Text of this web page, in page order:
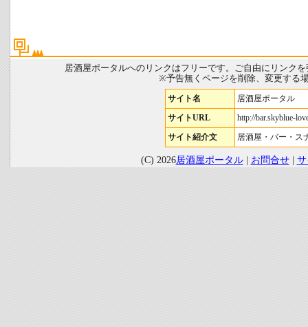
居酒屋ポータルへのリンクはフリーです。ご自由にリンク
※予告無くページを削除、変更する
サイト名 居酒屋ポータル
サイトURL http://bar.skyblue-
サイト紹介文 居酒屋・バー・ス
(C) 2026居酒屋ポータル| お問合せ|